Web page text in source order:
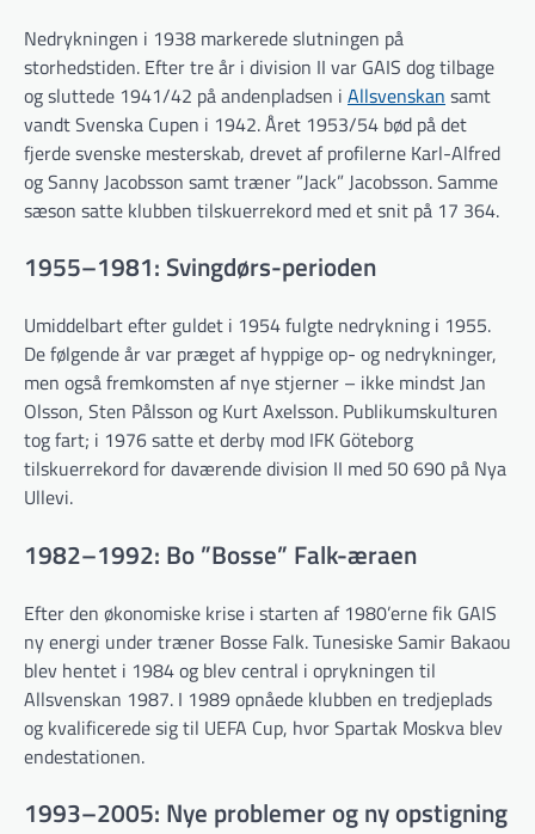
Nedrykningen i 1938 markerede slutningen på
storhedstiden. Efter tre år i division II var GAIS dog tilbage
og sluttede 1941/42 på andenpladsen i Allsvenskan samt
vandt Svenska Cupen i 1942. Året 1953/54 bød på det
fjerde svenske mesterskab, drevet af profilerne Karl-Alfred
og Sanny Jacobsson samt træner ”Jack” Jacobsson. Samme
sæson satte klubben tilskuerrekord med et snit på 17 364.
1955–1981: Svingdørs-perioden
Umiddelbart efter guldet i 1954 fulgte nedrykning i 1955.
De følgende år var præget af hyppige op- og nedrykninger,
men også fremkomsten af nye stjerner – ikke mindst Jan
Olsson, Sten Pålsson og Kurt Axelsson. Publikumskulturen
tog fart; i 1976 satte et derby mod IFK Göteborg
tilskuerrekord for daværende division II med 50 690 på Nya
Ullevi.
1982–1992: Bo ”Bosse” Falk-æraen
Efter den økonomiske krise i starten af 1980’erne fik GAIS
ny energi under træner Bosse Falk. Tunesiske Samir Bakaou
blev hentet i 1984 og blev central i oprykningen til
Allsvenskan 1987. I 1989 opnåede klubben en tredjeplads
og kvalificerede sig til UEFA Cup, hvor Spartak Moskva blev
endestationen.
1993–2005: Nye problemer og ny opstigning